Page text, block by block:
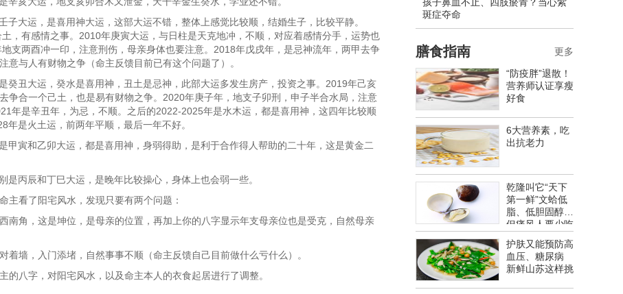
子大运，是喜用神大运，这部大运不错，整体上感觉比较顺，结婚生子，比较平静。
，有感情之事。2010年庚寅大运，与日柱是天克地冲，不顺，对应着感情分手，运势也
支两酉冲一印，注意刑伤，母亲身体也要注意。2018年戊戌年，是忌神流年，两甲去争
意与人有财物之争（命主反馈目前已有这个问题了）。
癸丑大运，癸水是喜用神，丑土是忌神，此部大运多发生房产，投资之事。2019年己亥
争合一个己土，也是易有财物之争。2020年庚子年，地支子卯刑，申子半合水局，注意
年是辛丑年，为忌，不顺。之后的2022-2025年是水木运，都是喜用神，这四年比较顺
年是火土运，前两年平顺，最后一年不好。
甲寅和乙卯大运，都是喜用神，身弱得助，是利于合作得人帮助的二十年，这是黄金二
是丙辰和丁巳大运，是晚年比较操心，身体上也会弱一些。
主看了阳宅风水，发现只要有两个问题：
南角，这是坤位，是母亲的位置，再加上你的八字显示年支母亲位也是受克，自然母亲
着墙，入门添堵，自然事事不顺（命主反馈自己目前做什么亏什么）。
的八字，对阳宅风水，以及命主本人的衣食起居进行了调整。
斑症夺命
膳食指南
“防疫胖”退散！
营养师认证享瘦
好食
6大营养素，吃
出抗老力
乾隆叫它“天下
第一鲜”文蛤低
脂、低胆固醇
但痛风人要少吃
护肤又能预防高
血压、糖尿病
新鲜山苏这样挑
更多